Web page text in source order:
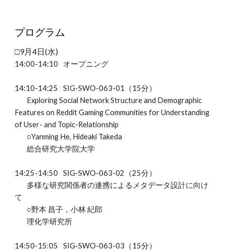
プログラム
□9月4日(水)
14:00-14:10 オープニング
14:10-14:25 SIG-SWO-063-01（15分）
Exploring Social Network Structure and Demographic
Features on Reddit Gaming Communities for Understanding
of User- and Topic-Relationship
○Yanming He, Hideaki Takeda
総合研究大学院大学
14:25-14:50 SIG-SWO-063-02（25分）
多様な研究関係者の連携によるメタデータ設計に向け
て
○野本 昌子，小林 紀郎
理化学研究所
14:50-15:05 SIG-SWO-063-03（15分）